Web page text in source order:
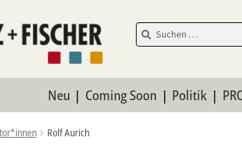
Suchen
nach:
Suchen
Neu Coming Soon Politik
Rolf Aurich